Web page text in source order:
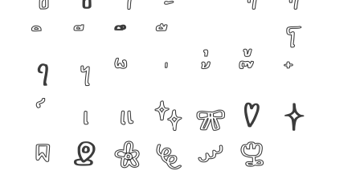
โ
ใ
ไ
เ
แ ๐ ๑ ๒ ๓
๔ ๕ ๖ ๗ ๘ ๙